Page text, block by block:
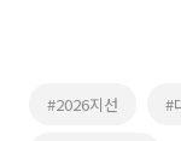
#2026지선 #